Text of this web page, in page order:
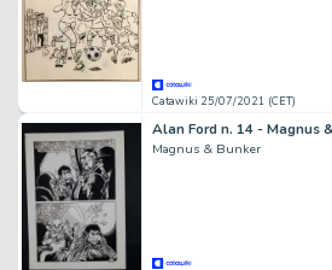
Catawiki 25/07/2021 (CET)
Magnus & Bunker